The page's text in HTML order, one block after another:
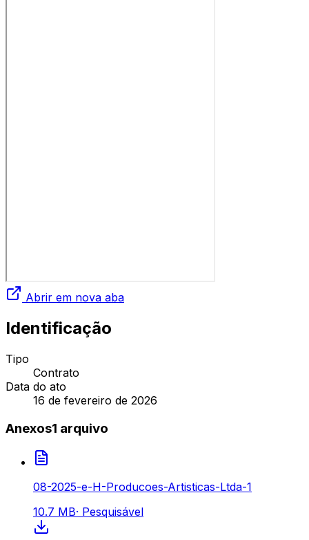
Abrir em nova aba
Identificação
Tipo
Contrato
Data do ato
16 de fevereiro de 2026
Anexos1 arquivo
08-2025-e-H-Producoes-Artisticas-Ltda-1
10.7 MB· Pesquisável